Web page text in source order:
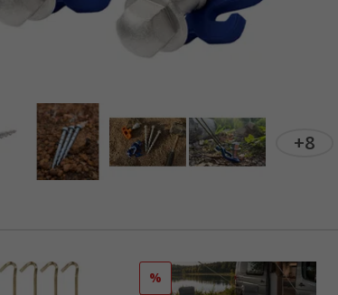
+8
%